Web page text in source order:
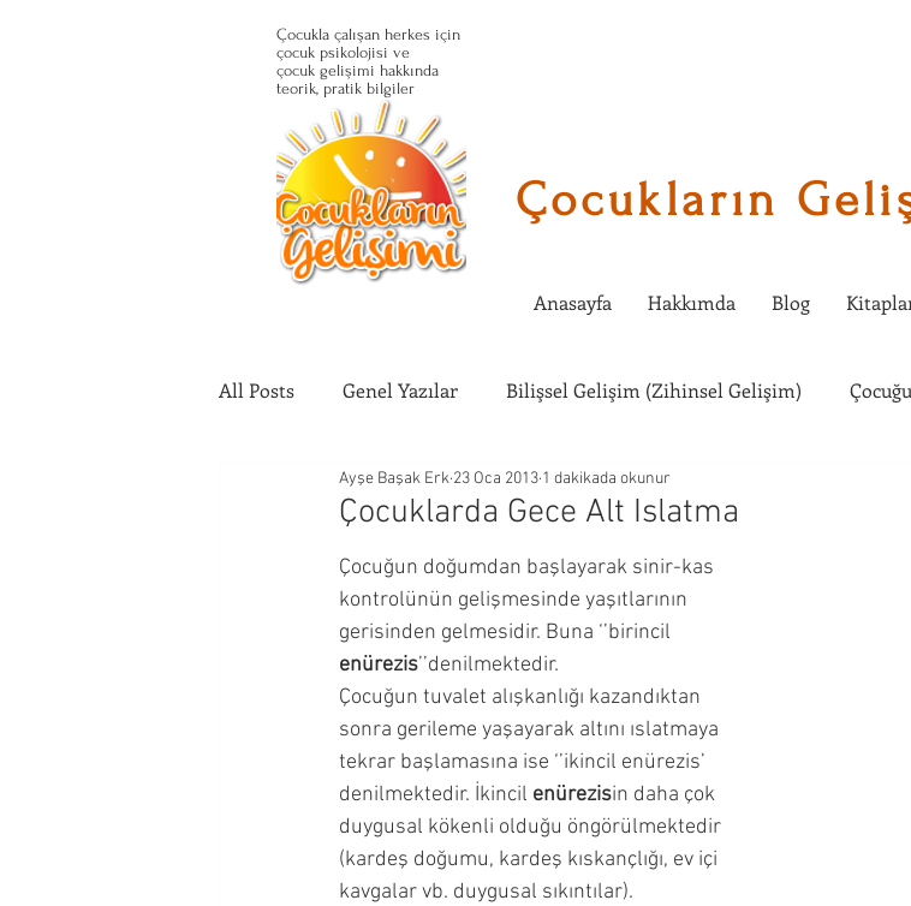
Çocukla çalışan herkes için
çocuk psikolojisi ve
çocuk gelişimi hakkında
teorik, pratik bilgiler
Çocukların
Anasayfa Hakkımda Blog
All Posts Genel Yazılar Bilişsel Gelişim (Zihinsel Gelişim)
Çocuğun Fiziksel Gelişimi Çocuklarda Sosyal Gelişim
Okul Çağı Dönemi Okul Öncesi Dönemi Çocuğumla Nasıl Oyun
Çocuğumla İletişim Kurmak
Ergenlik Dönemi
Çocuklarda Gece Alt Islatma
Ayşe Başak Erk 23 Oca 2013 1 dakikada okunur
Çocuğun doğumdan başlayarak sinir-kas
kontrolünün gelişmesinde yaşıtlarının
gerisinden gelmesidir. Buna ‘’birincil
enürezis’’denilmektedir.
Çocuğun tuvalet alışkanlığı kazandıktan
sonra gerileme yaşayarak altını ıslatmaya
tekrar başlamasına ise ‘’ikincil enürezis’
denilmektedir. İkincil enürezisin daha çok
duygusal kökenli olduğu öngörülmektedir
(kardeş doğumu, kardeş kıskançlığı, ev içi
kavgalar vb. duygusal sıkıntılar).